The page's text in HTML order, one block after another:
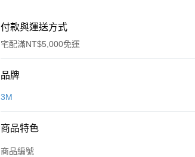
付款與運送方式
宅配滿NT$5,000免運
付款方式
信用卡一次付款
品牌
3M
商品特色
商品編號